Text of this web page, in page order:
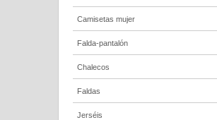
Camisetas mujer
Falda-pantalón
Chalecos
Faldas
Jerséis